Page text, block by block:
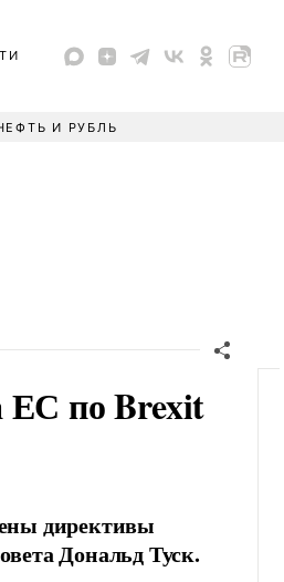
И РУБЛЬ
ЕС по Brexit
директивы
Дональд Туск.